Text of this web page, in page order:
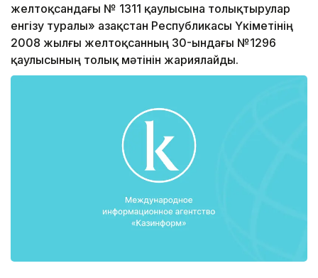
желтоқсандағы № 1311 қаулысына толықтырулар
енгізу туралы» Қазақстан Республикасы Үкіметінің
2008 жылғы желтоқсанның 30-ындағы №1296
қаулысының толық мәтінін жариялайды.